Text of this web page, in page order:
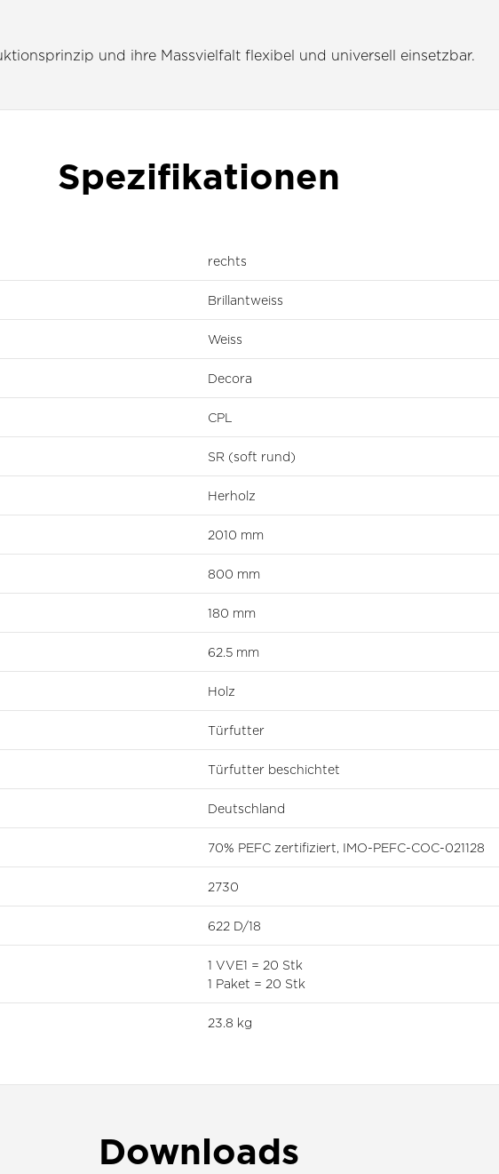
und ihre Massvielfalt flexibel und universell einsetzbar.
Spezifikationen
rechts
Brillantweiss
Weiss
Decora
CPL
SR (soft rund)
Herholz
2010 mm
800 mm
180 mm
62.5 mm
Holz
Türfutter
Türfutter beschichtet
Deutschland
70% PEFC zertifiziert, IMO-PEFC-COC-021128
2730
622 D/18
1 VVE1 = 20 Stk
1 Paket = 20 Stk
23.8 kg
Downloads